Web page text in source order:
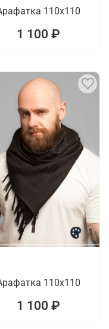
110x110
1 100 ₽
1
110x110
1 100 ₽